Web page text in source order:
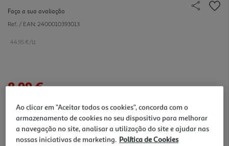
Faça a sua avaliação
Ref. / EAN: 2400010393013
44.95 €/Lt
8,99 €
Notas de preparação
Ao clicar em "Aceitar todos os cookies", concorda com o
armazenamento de cookies no seu dispositivo para melhorar
a navegação no site, analisar a utilização do site e ajudar nas
nossas iniciativas de marketing. Política de Cookies